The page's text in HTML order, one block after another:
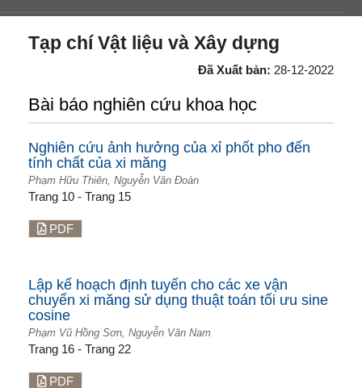
Tạp chí Vật liệu và Xây dựng
Đã Xuất bản: 28-12-2022
Bài báo nghiên cứu khoa học
Nghiên cứu ảnh hưởng của xỉ phốt pho đến
tính chất của xi măng
Phạm Hữu Thiên, Nguyễn Văn Đoàn
Trang 10 - Trang 15
PDF
Lập kế hoạch định tuyến cho các xe vận
chuyển xi măng sử dụng thuật toán tối ưu sine
cosine
Phạm Vũ Hồng Sơn, Nguyễn Văn Nam
Trang 16 - Trang 22
PDF